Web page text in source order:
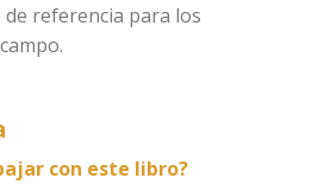
referencia para los
con este libro?